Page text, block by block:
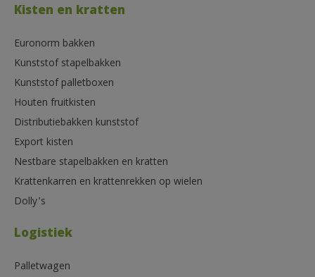
Kisten en kratten
Euronorm bakken
Kunststof stapelbakken
Kunststof palletboxen
Houten fruitkisten
Distributiebakken kunststof
Export kisten
Nestbare stapelbakken en kratten
Krattenkarren en krattenrekken op wielen
Dolly’s
Logistiek
Palletwagen